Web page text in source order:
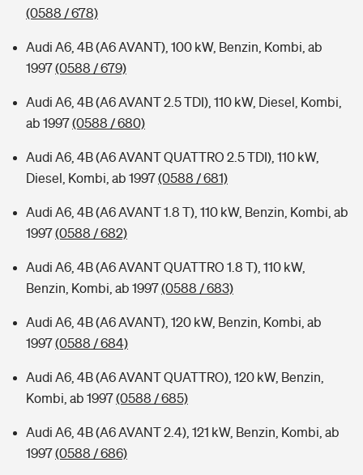
(0588 / 678)
Audi A6, 4B (A6 AVANT), 100 kW, Benzin, Kombi, ab
1997(0588 / 679)
Audi A6, 4B (A6 AVANT 2.5 TDI), 110 kW, Diesel, Kombi,
ab 1997(0588 / 680)
Audi A6, 4B (A6 AVANT QUATTRO 2.5 TDI), 110 kW,
Diesel, Kombi, ab 1997(0588 / 681)
Audi A6, 4B (A6 AVANT 1.8 T), 110 kW, Benzin, Kombi, ab
1997(0588 / 682)
Audi A6, 4B (A6 AVANT QUATTRO 1.8 T), 110 kW,
Benzin, Kombi, ab 1997(0588 / 683)
Audi A6, 4B (A6 AVANT), 120 kW, Benzin, Kombi, ab
1997(0588 / 684)
Audi A6, 4B (A6 AVANT QUATTRO), 120 kW, Benzin,
Kombi, ab 1997(0588 / 685)
Audi A6, 4B (A6 AVANT 2.4), 121 kW, Benzin, Kombi, ab
1997(0588 / 686)